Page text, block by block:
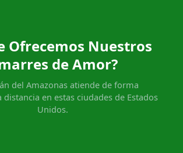
Ofrecemos Nuestros
de Amor?
del Amazonas atiende de forma
distancia en estas ciudades de Estados
Unidos.